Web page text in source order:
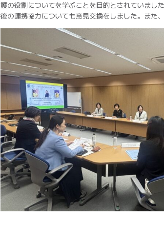
護の役割についてを学ぶことを目的とされていまし
後の連携協力についても意見交換をしました。また